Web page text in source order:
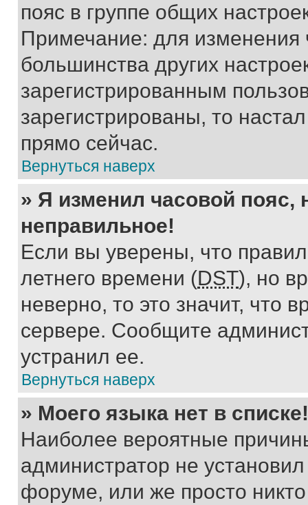
пояс в группе общих
Примечание: для изменения
большинства других
зарегистрированным
зарегистрированы, то
прямо сейчас.
Вернуться наверх
» Я изменил часовой пояс,
неправильное!
Если вы уверены, что
летнего времени (DST), но
неверно, то это значит, что
сервере. Сообщите
устранил ее.
Вернуться наверх
» Моего языка нет в списке!
Наиболее вероятные
администратор не
форуме, или же просто